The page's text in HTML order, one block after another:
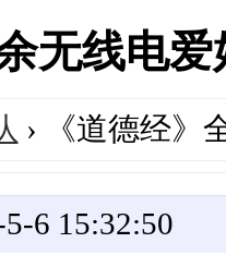
无线电
› 《道德经》
6 15:32:50